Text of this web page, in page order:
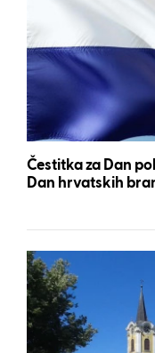
Čestitka za Dan
Dan hrvatskih